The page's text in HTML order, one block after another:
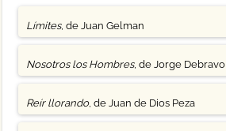
Límites, de Juan Gelman
Nosotros los Hombres, de Jorge Debravo
Reír llorando, de Juan de Dios Peza